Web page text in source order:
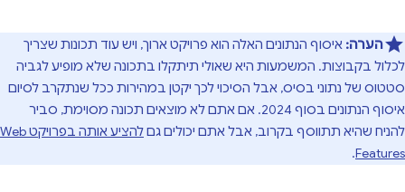
הערה: איסוף הנתונים האלה הוא פרויקט ארוך, ויש עוד תכונות שצריך
לכלול בקבוצות. המשמעות היא שאולי תיתקלו בתכונה שלא מופיע לגביה
סטטוס של נתוני בסיס, אבל הסיכוי לכך יקטן במהירות ככל שנתקרב לסיום
איסוף הנתונים בסוף 2024. אם אתם לא מוצאים תכונה מסוימת, סביר
להניח שהיא תתווסף בקרוב, אבל אתם יכולים גם
להציע אותה בפרויקט Web
Features
.